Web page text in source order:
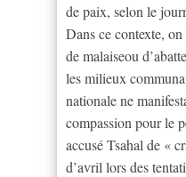
de paix, selon le
Dans ce contexte,
de malaiseou
les milieux
nationale ne
compassion pour le
accusé Tsahal de «
d’avril lors des